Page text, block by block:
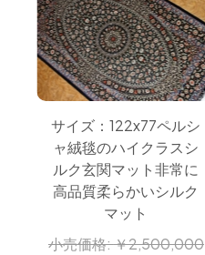
サイズ：122x77ペルシ
ャ絨毯のハイクラスシ
ルク玄関マット非常に
高品質柔らかいシルク
マット
小売価格:￥2,500,000